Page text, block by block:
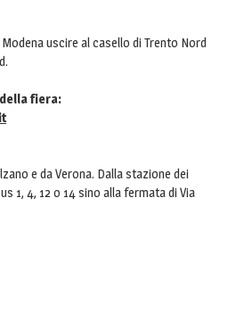
uscire al casello di Trento Nord
fiera:
e da Verona. Dalla stazione dei
1, 4, 12 o 14 sino alla fermata di Via